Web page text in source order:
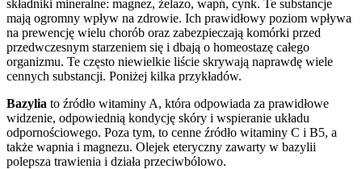
składniki mineralne: magnez, żelazo, wapń, cynk. Te substancje
mają ogromny wpływ na zdrowie. Ich prawidłowy poziom wpływa
na prewencję wielu chorób oraz zabezpieczają komórki przed
przedwczesnym starzeniem się i dbają o homeostazę całego
organizmu. Te często niewielkie liście skrywają naprawdę wiele
cennych substancji. Poniżej kilka przykładów.
Bazylia to źródło witaminy A, która odpowiada za prawidłowe
widzenie, odpowiednią kondycję skóry i wspieranie układu
odpornościowego. Poza tym, to cenne źródło witaminy C i B5, a
także wapnia i magnezu. Olejek eteryczny zawarty w bazylii
polepsza trawienia i działa przeciwbólowo.